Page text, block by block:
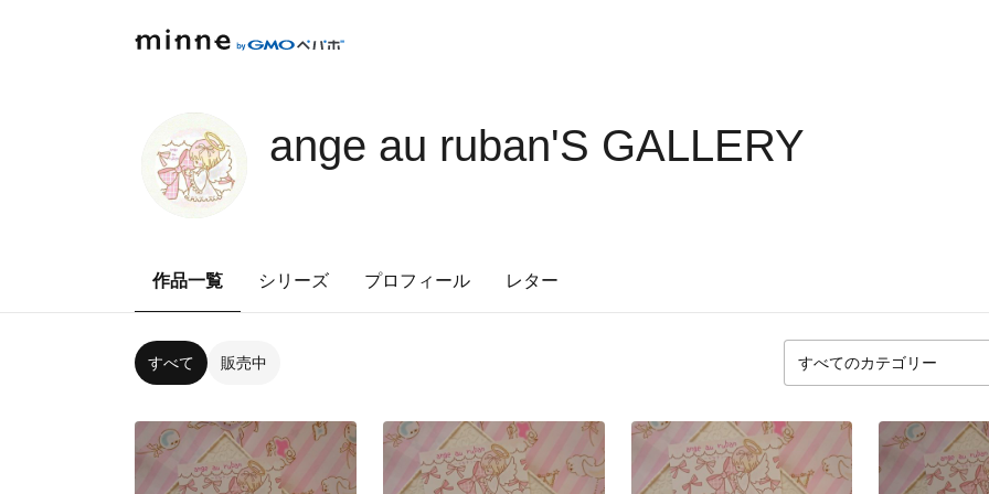
ange au ruban'S GALLERY
作品一覧 シリーズ プロフィール レター
すべて 販売中